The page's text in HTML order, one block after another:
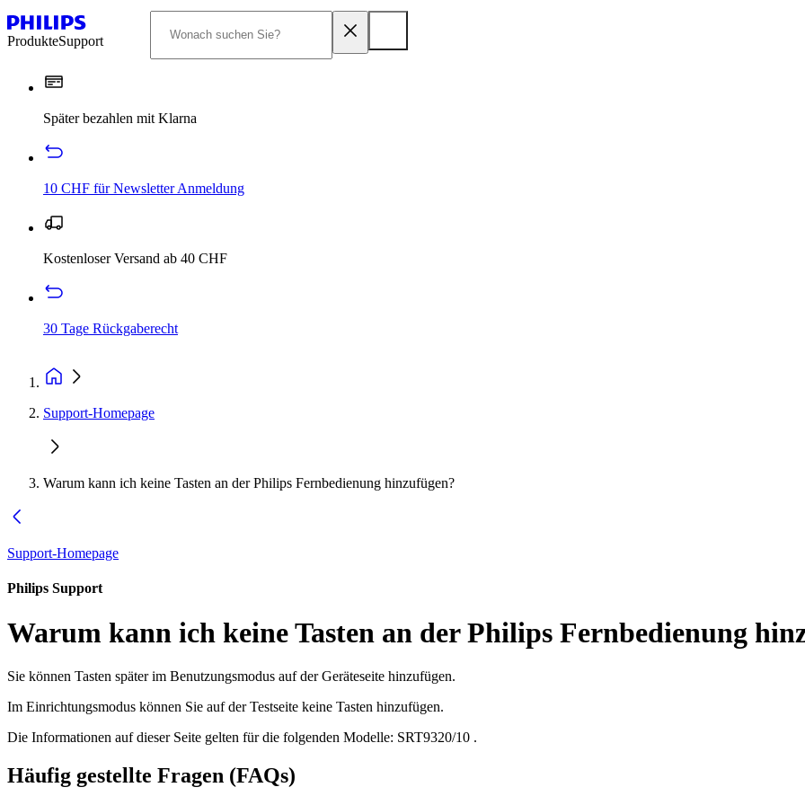
ProdukteSupport
Später bezahlen mit Klarna
10 CHF für Newsletter Anmeldung
Kostenloser Versand ab 40 CHF
30 Tage Rückgaberecht
Support-Homepage
Warum kann ich keine Tasten an der Philips Fernbedienung hinzufügen?
Support-Homepage
Philips Support
Warum kann ich keine Tasten an der Philips Fernbedienung
Sie können Tasten später im Benutzungsmodus auf der Geräteseite hinzufügen.
Im Einrichtungsmodus können Sie auf der Testseite keine Tasten hinzufügen.
Die Informationen auf dieser Seite gelten für die folgenden Modelle: SRT9320/10 .
Häufig gestellte Fragen (FAQs)